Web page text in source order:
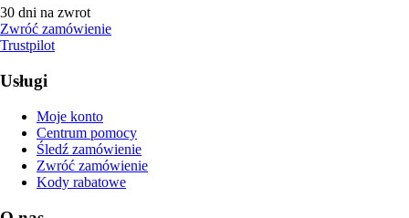
30 dni na zwrot
Zwróć zamówienie
Trustpilot
Usługi
Moje konto
Centrum pomocy
Śledź zamówienie
Zwróć zamówienie
Kody rabatowe